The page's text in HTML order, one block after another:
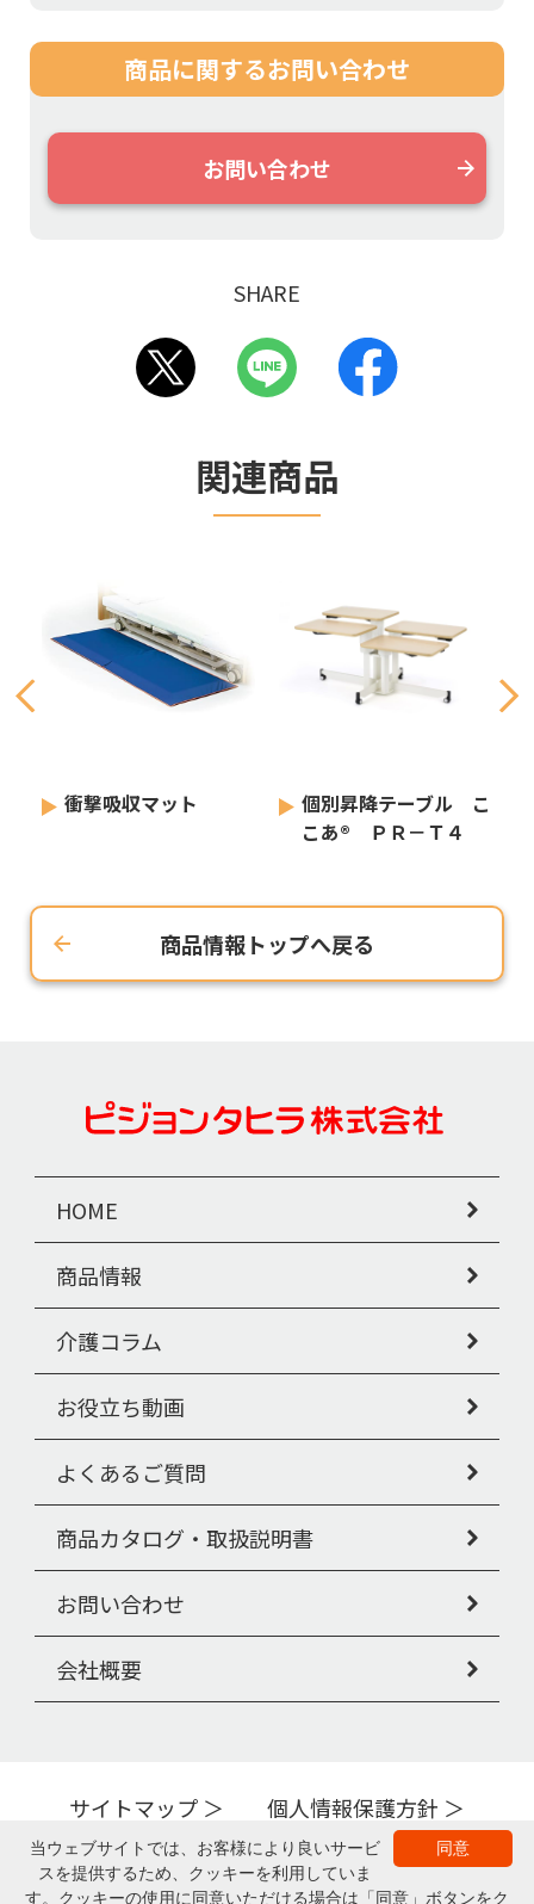
商品に関するお問い合わせ
お問い合わせ
SHARE
関連商品
衝撃吸収マット
個別昇降テーブル こ
こあ® ＰＲ－Ｔ４
商品情報トップへ戻る
▲ページの上部へ
HOME
商品情報
介護コラム
お役立ち動画
よくあるご質問
商品カタログ・取扱説明書
お問い合わせ
会社概要
サイトマップ 個人情報保護方針
Copyright © PIGEON TAHIRA Corporation All Rights Reserved.
同意
当ウェブサイトでは、お客様により良いサービ
スを提供するため、クッキーを利用していま
す。クッキーの使用に同意いただける場合は「同意」ボタンをク